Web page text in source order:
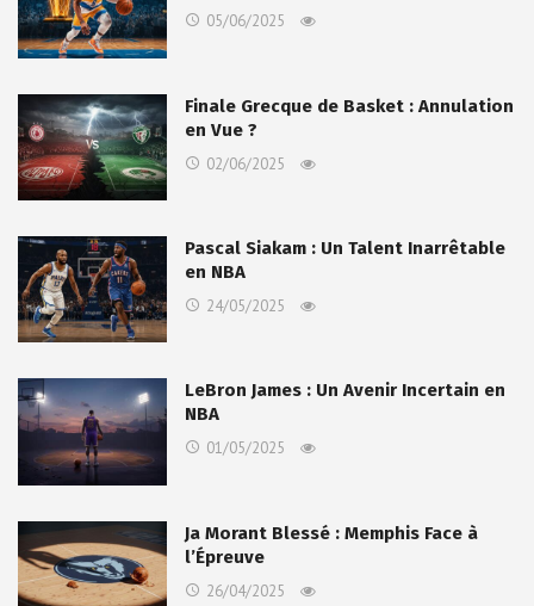
05/06/2025
Finale Grecque de Basket : Annulation
en Vue ?
02/06/2025
Pascal Siakam : Un Talent Inarrêtable
en NBA
24/05/2025
LeBron James : Un Avenir Incertain en
NBA
01/05/2025
Ja Morant Blessé : Memphis Face à
l’Épreuve
26/04/2025